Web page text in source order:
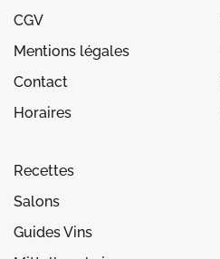
CGV
Mentions légales
Contact
Horaires
Recettes
Salons
Guides Vins